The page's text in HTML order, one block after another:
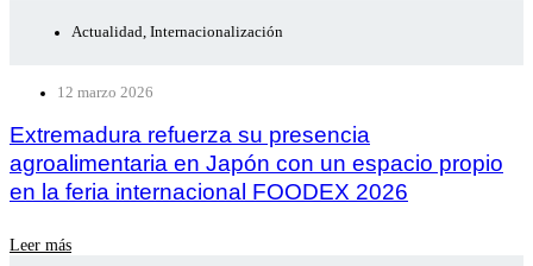
Actualidad, Internacionalización
12 marzo 2026
Extremadura refuerza su presencia
agroalimentaria en Japón con un espacio propio
en la feria internacional FOODEX 2026
Leer más